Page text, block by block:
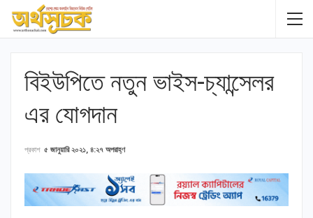
বিইউপিতে নতুন ভাইস-চ্যান্সেলর
এর যোগদান
প্রকাশ ৫ জানুয়ারি ২০২১, ৪:২৭ অপরাহ্ণ